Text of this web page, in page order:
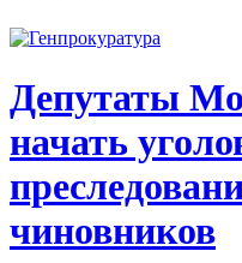
Депутаты
начать
чиновников